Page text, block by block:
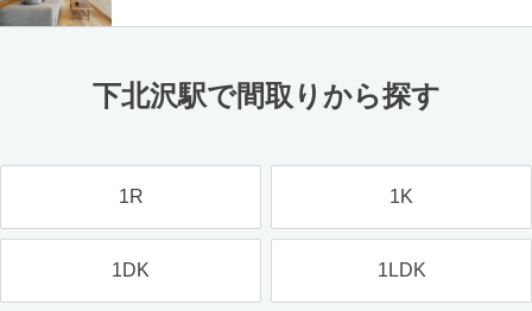
下北沢駅で間取りから探す
1R 1K
1DK 1LDK